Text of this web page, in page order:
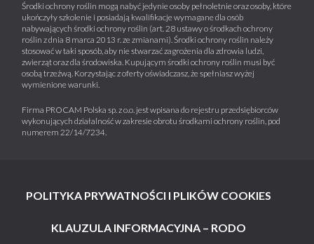
Środki ochrony roślin mogą nabyć jedynie osoby pełnoletnie oraz osoby, które
ukończyły szkolenie i posiadają kwalifikacje wymagane dla osób
nabywających środki ochrony roślin (art. 28 ustawy o środkach ochrony
roślin z dnia 8 marca 2013 r. ze zmianami). Środki ochrony roślin należy
stosować w taki sposób, aby nie stwarzać zagrożenia dla zdrowia ludzi,
zwierząt oraz dla środowiska. Kupującym środki ochrony roślin musi być
osobą trzeźwą. Korzystając z oferty oświadczasz, że spełniasz wyżej
wymienione warunki.
Firma PROCAM Polska sp. z o.o. jest wpisana do rejestru przedsiębiorców
wykonujących działalność w zakresie obrotu środkami ochrony roślin, pod
numerem 22/14/7234.
POLITYKA PRYWATNOŚCI I PLIKÓW COOKIES
KLAUZULA INFORMACYJNA – RODO